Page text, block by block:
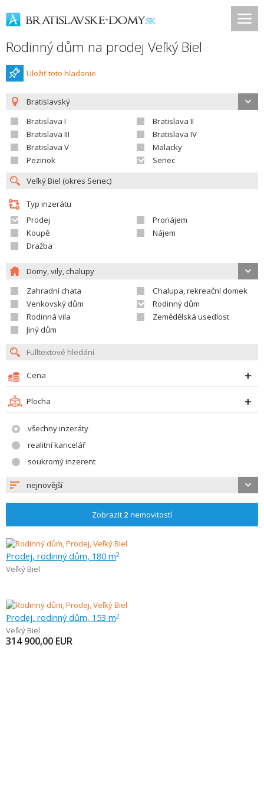
Rodinný dům na prodej Veľký Biel
Uložiť toto hladanie
Bratislavský
Bratislava I
Bratislava II
Bratislava III
Bratislava IV
Bratislava V
Malacky
Pezinok
Senec
Typ inzerátu
Prodej
Pronájem
Koupě
Nájem
Dražba
Domy, vily, chalupy
Zahradní chata
Chalupa, rekreační domek
Venkovský dům
Rodinný dům
Rodinná vila
Zemědělská usedlost
Jiný dům
Cena
Plocha
všechny inzeráty
realitní kancelář
soukromý inzerent
nejnovější
Zobrazit 2 nemovitostí
Prodej, rodinný dům, 180 m2
Veľký Biel
Prodej, rodinný dům, 153 m2
Veľký Biel
314 900,00 EUR